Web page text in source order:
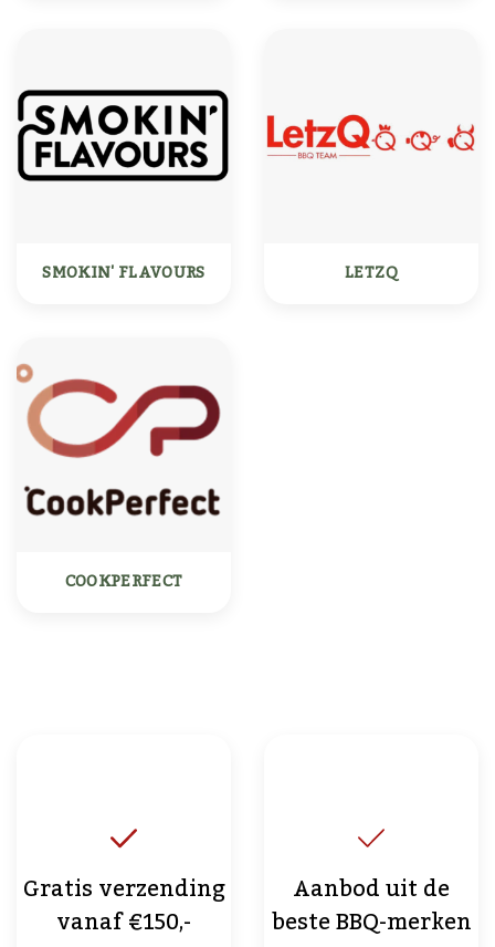
SMOKIN' FLAVOURS LETZQ
COOKPERFECT
Gratis verzending
vanaf €150,-
Aanbod uit de
beste BBQ-merken